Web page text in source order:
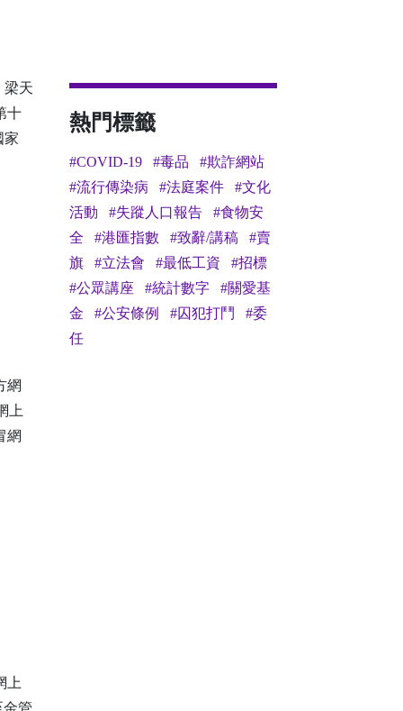
梁天
十
家
網
上
網
上
管
熱門標籤
#COVID-19 #毒品
#欺詐網站
#流行傳染病
#法庭案件
#文化
活動
#失蹤人口報告
#食物安
全
#港匯指數 #致辭/講稿
#賣
旗
#立法會 #最低工資
#招標
#公眾講座
#統計數字
#關愛基
金
#公安條例 #囚犯打鬥
#委
任